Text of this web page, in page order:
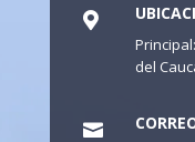

del
